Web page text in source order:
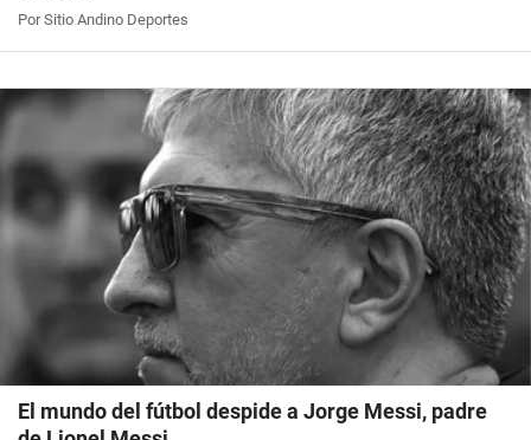
Por Sitio Andino Deportes
El mundo del fútbol despide a Jorge Messi, padre